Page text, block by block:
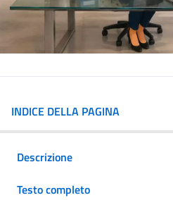
INDICE DELLA PAGINA
Descrizione
Testo completo